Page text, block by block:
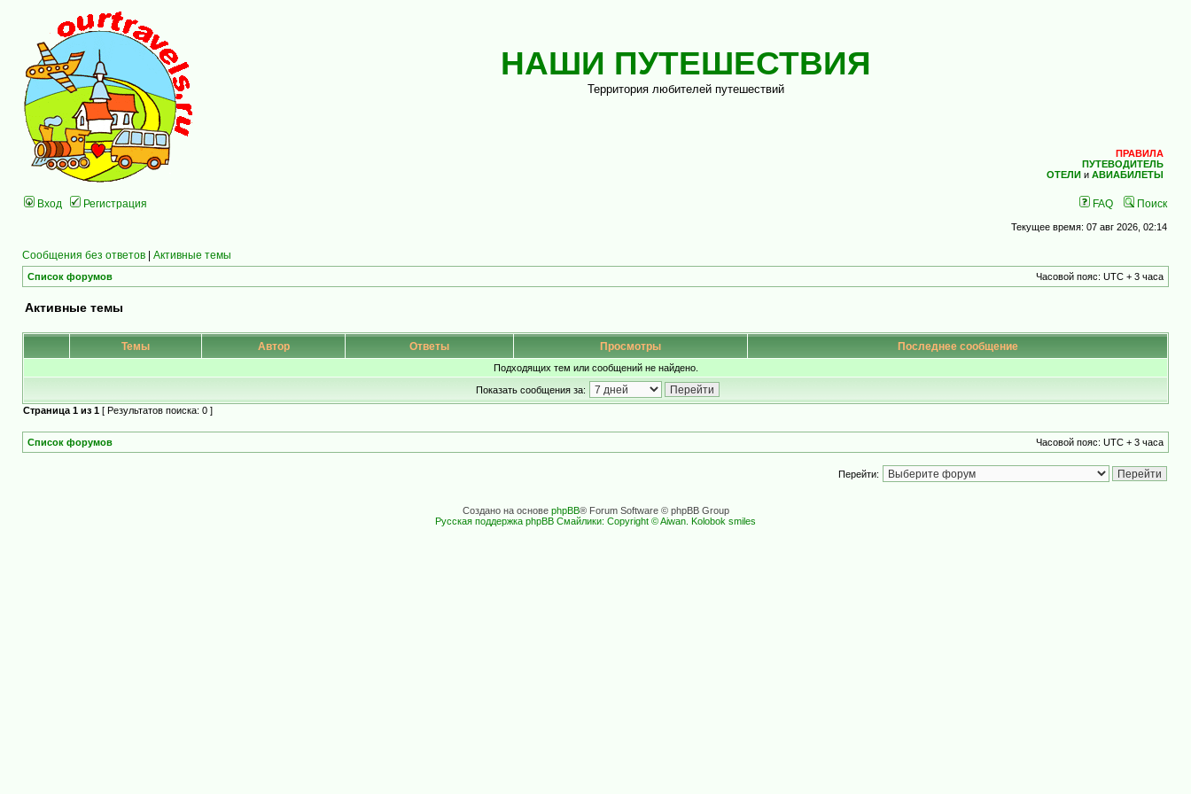
НАШИ ПУТЕШЕСТВИЯ
Территория любителей путешествий
ПРАВИЛА
ПУТЕВОДИТЕЛЬ
ОТЕЛИ и АВИАБИЛЕТЫ
Вход Регистрация FAQ Поиск
Текущее время: 07 авг 2026, 02:14
Сообщения без ответов | Активные темы
Список форумов Часовой пояс: UTC + 3 часа
Активные темы
Темы Автор Ответы Просмотры Последнее сообщение
Подходящих тем или сообщений не найдено.
Показать сообщения за:
Страница 1 из 1 [ Результатов поиска: 0 ]
Список форумов Часовой пояс: UTC + 3 часа
Перейти:
Создано на основе phpBB® Forum Software © phpBB Group
Русская поддержка phpBB Смайлики: Copyright © Aiwan. Kolobok smiles